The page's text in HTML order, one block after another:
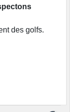
des golfs.